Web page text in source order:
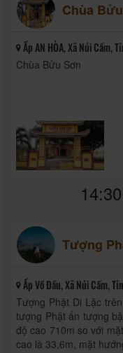
Chùa
Ấp AN HÒA, Xã Núi Cấm,
Chùa Bửu Sơn
14:30
Tượng
Ấp Vồ Đầu, Xã Núi Cấm,
Tượng Phật Di Lặc
tượng Phật ấn tượng
độ cao 710m so với
cao là 33,6m, mặt